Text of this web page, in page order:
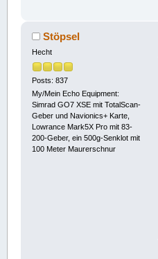
Stöpsel
Hecht
Posts: 837
My/Mein Echo Equipment:
Simrad GO7 XSE mit TotalScan-
Geber und Navionics+ Karte,
Lowrance Mark5X Pro mit 83-
200-Geber, ein 500g-Senklot mit
100 Meter Maurerschnur